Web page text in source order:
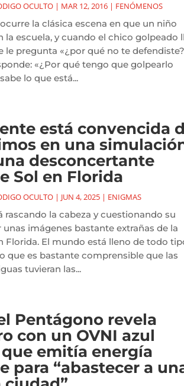
OCULTO| MAR 12, 2016| FENÓMENOS
la clásica escena en que un niño
la escuela, y cuando el chico golpeado
le pregunta «¿por qué no te
«¿Por qué tengo que golpearlo
lo que está...
está convencida
en una
desconcertante
Sol en Florida
OCULTO| JUN 4, 2025| ENIGMAS
rascando la cabeza y cuestionando su
unas imágenes bastante extrañas de la
Florida. El mundo está lleno de todo
que es bastante comprensible que las
tuvieran las...
Pentágono revela
con un OVNI azul
emitía energía
para “abastecer a